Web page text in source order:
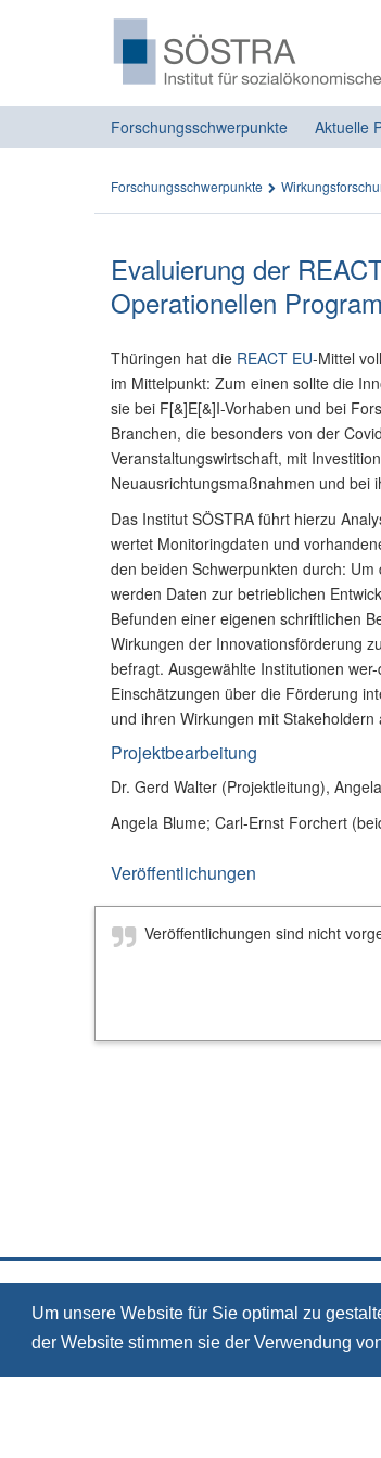
Um unsere Website für Sie optimal zu
der Website stimmen sie der Verwendung
Forschungsschwerpunkte Aktuelle
Forschungsschwerpunkte
Evaluierung der
Operationellen
Thüringen hat die REACT EU-Mittel
im Mittelpunkt: Zum einen sollte die
sie bei F[&]E[&]I-Vorhaben und bei
Branchen, die besonders von der
Veranstaltungswirtschaft, mit
Neuausrichtungsmaßnahmen und bei
Das Institut SÖSTRA führt hierzu
wertet Monitoringdaten und
den beiden Schwerpunkten durch:
werden Daten zur betrieblichen
Befunden einer eigenen schriftlichen
Wirkungen der Innovationsförderung
befragt. Ausgewählte Institutionen
Einschätzungen über die Förderung
und ihren Wirkungen mit Stakeholdern
Projektbearbeitung
Dr. Gerd Walter (Projektleitung),
Angela Blume; Carl-Ernst Forchert
Veröffentlichungen
Veröffentlichungen sind nicht